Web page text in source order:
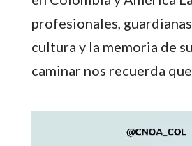
profesionales,
cultura y la memoria de
caminar nos recuerda que